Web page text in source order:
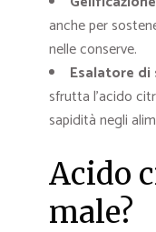
anche per
nelle conserve.
Esalatore
sfrutta l’acido
sapidità negli
Acido
male?